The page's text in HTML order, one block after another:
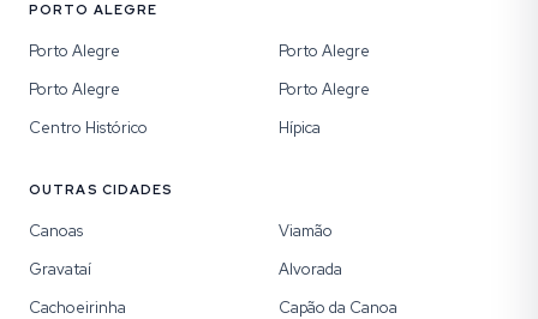
PORTO ALEGRE
Porto Alegre
Porto Alegre
Porto Alegre
Porto Alegre
Centro Histórico
Hípica
OUTRAS CIDADES
Canoas
Viamão
Gravataí
Alvorada
Cachoeirinha
Capão da Canoa